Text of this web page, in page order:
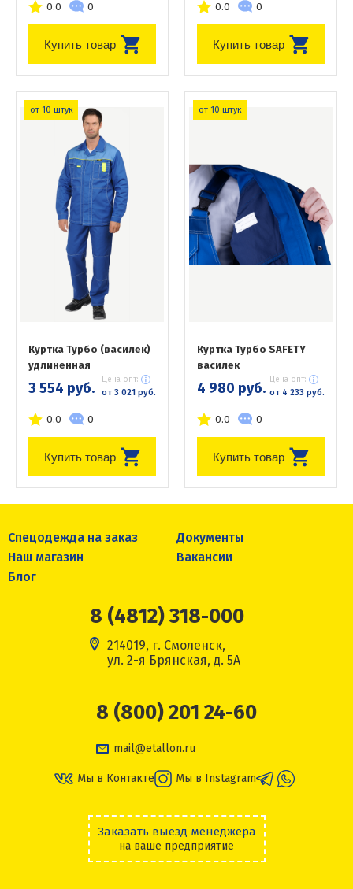
0.0 0
Купить товар
0.0 0
Купить товар
от 10 штук
Куртка Турбо (василек)
удлиненная
3 554 руб. Цена опт:
от 3 021 руб.
0.0 0
Купить товар
от 10 штук
Куртка Турбо SAFETY
василек
4 980 руб. Цена опт:
от 4 233 руб.
0.0 0
Купить товар
Спецодежда на заказ
Документы
Наш магазин
Вакансии
Блог
8 (4812) 318-000
214019, г. Смоленск,
ул. 2-я Брянская, д. 5А
8 (800) 201 24-60
mail@etallon.ru
Мы в Контакте Мы в Instagram
Заказать выезд менеджера
на ваше предприятие